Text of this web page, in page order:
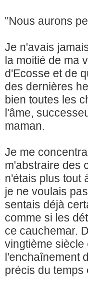
"Nous aurons
Je n'avais
la moitié de ma
d'Ecosse et de
des dernières
bien toutes les
l'âme,
maman.
Je me
m'abstraire des
n'étais plus tout
je ne voulais
sentais déjà
comme si les
ce cauchemar.
vingtième siècle
l'enchaînement
précis du temps